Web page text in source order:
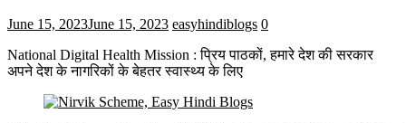
June 15, 2023June 15, 2023 easyhindiblogs 0
National Digital Health Mission : प्रिय पाठकों, हमारे देश की सरकार
अपने देश के नागरिकों के बेहतर स्वास्थ्य के लिए